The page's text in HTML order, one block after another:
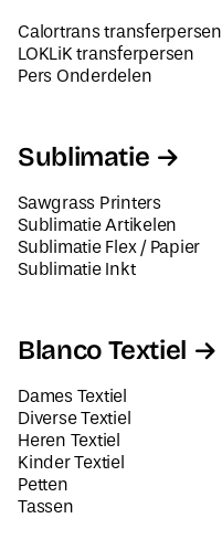
Calortrans transferpersen
LOKLiK transferpersen
Pers Onderdelen
Sublimatie
Sawgrass Printers
Sublimatie Artikelen
Sublimatie Flex / Papier
Sublimatie Inkt
Blanco Textiel
Dames Textiel
Diverse Textiel
Heren Textiel
Kinder Textiel
Petten
Tassen